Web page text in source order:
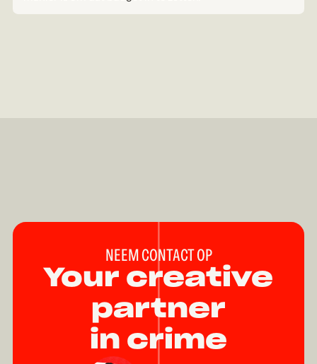
NEEM CONTACT OP
Your creative
partner
in crime